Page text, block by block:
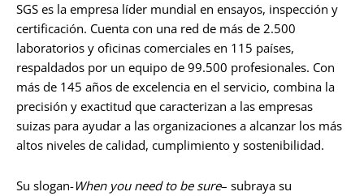
SGS es la empresa líder mundial en ensayos, inspección y
certificación. Cuenta con una red de más de 2.500
laboratorios y oficinas comerciales en 115 países,
respaldados por un equipo de 99.500 profesionales. Con
más de 145 años de excelencia en el servicio, combina la
precisión y exactitud que caracterizan a las empresas
suizas para ayudar a las organizaciones a alcanzar los más
altos niveles de calidad, cumplimiento y sostenibilidad.
Su slogan-When you need to be sure– subraya su